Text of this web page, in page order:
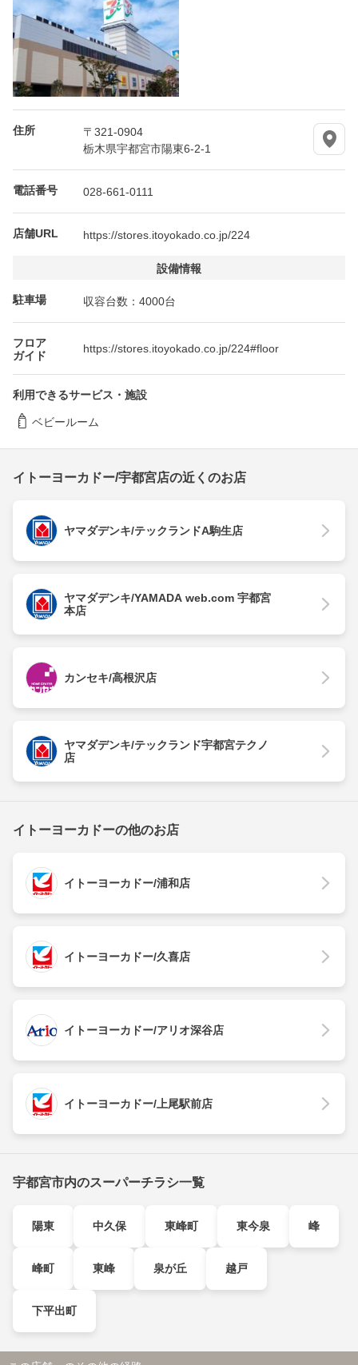
住所
〒321-0904
栃木県宇都宮市陽東6-2-1
電話番号 028-661-0111
店舗URL https://stores.itoyokado.co.jp/224
設備情報
駐車場 収容台数：4000台
フロア
ガイド
https://stores.itoyokado.co.jp/224#floor
利用できるサービス・施設
ベビールーム
イトーヨーカドー/宇都宮店の近くのお店
ヤマダデンキ/テックランドA駒生店
ヤマダデンキ/YAMADA web.com 宇都宮
本店
カンセキ/高根沢店
ヤマダデンキ/テックランド宇都宮テクノ
店
イトーヨーカドーの他のお店
イトーヨーカドー/浦和店
イトーヨーカドー/久喜店
イトーヨーカドー/アリオ深谷店
イトーヨーカドー/上尾駅前店
宇都宮市内のスーパーチラシ一覧
陽東 中久保 東峰町 東今泉 峰
峰町 東峰 泉が丘 越戸
下平出町